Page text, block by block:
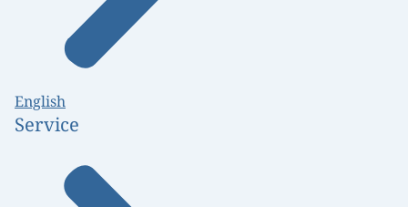
English
Service